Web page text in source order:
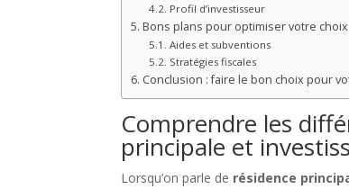
Profil d’investisseur
Bons plans pour optimiser votre choix
Aides et subventions
Stratégies fiscales
Conclusion : faire le bon choix pour
Comprendre les
principale et
Lorsqu’on parle de résidence